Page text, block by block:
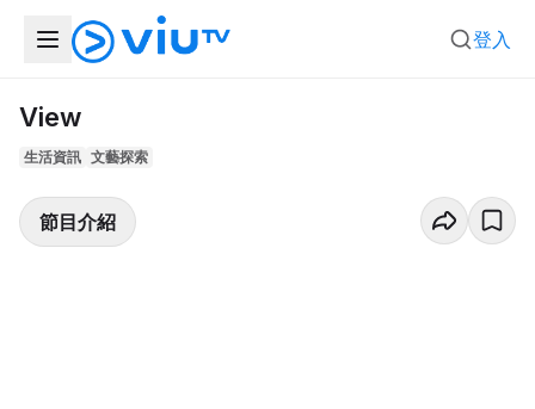
登入
View
生活資訊 文藝探索
節目介紹